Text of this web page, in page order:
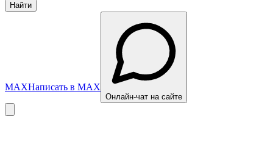
Найти
MAXНаписать в MAX
Онлайн-чат на сайте